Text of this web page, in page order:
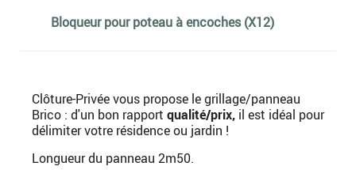
Bloqueur pour poteau à encoches (X12)
Clôture-Privée vous propose le grillage/panneau
Brico : d'un bon rapport qualité/prix, il est idéal pour
délimiter votre résidence ou jardin !
Longueur du panneau 2m50.